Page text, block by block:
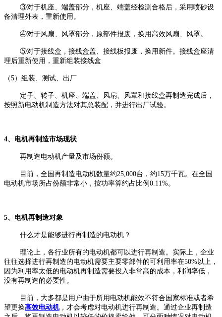
③对于机座、端盖部分，机座、端盖经检测合格后，采用喷砂设
备清理外表，重新使用。
④对于风扇、风罩部分，原部件报废，换用高效风扇、风罩。
⑤对于接线盒，接线盒盖、接线板报废，换用新件。接线盒座清
理后重新使用，重新组装接线盒
（5）组装、测试、出厂
定子、转子、机座、端盖、风扇、风罩和接线盒再制造完成后，
按照新电动机制造方法对其总装配，并进行出厂试验。
4、电机再制造市场现状
再制造电动机产量及市场份额。
目前，全国再制造电动机数量约25,000台，约15万千瓦。在全国
电动机市场所占份额非常小，按功率算约占比例0.11%。
5、电机再制造对象
什么才是能够进行再制造的电动机？
理论上，各行业所有的电动机都可以进行再制造。实际上，企业
往往选择进行再制造的电动机需要主要零部件的可利用率在50%以上，
因为利用率太低的电动机再制造需要投入非常高的成本，利润率低，
没有再制造的必要性。
目前，大多都是用户由于所用电动机能效不符合国家标准或者希
望更换高效电动机，才会考虑对电动机进行再制造。通过企业再制造